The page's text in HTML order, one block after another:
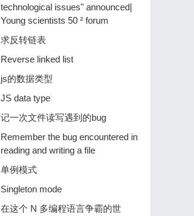
technological issues" announced|
Young scientists 50 ² forum
求反转链表
Reverse linked list
js的数据类型
JS data type
记一次文件读写遇到的bug
Remember the bug encountered in
reading and writing a file
单例模式
Singleton mode
在这个 N 多编程语言争霸的世